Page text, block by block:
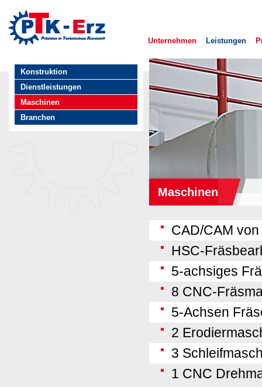
Unternehmen
Leistungen
Konstruktion
Dienstleistungen
Maschinen
Branchen
Maschinen
CAD/CAM
HSC-
5-achsiges
8 CNC-
5-Achsen
2
3
1 CNC